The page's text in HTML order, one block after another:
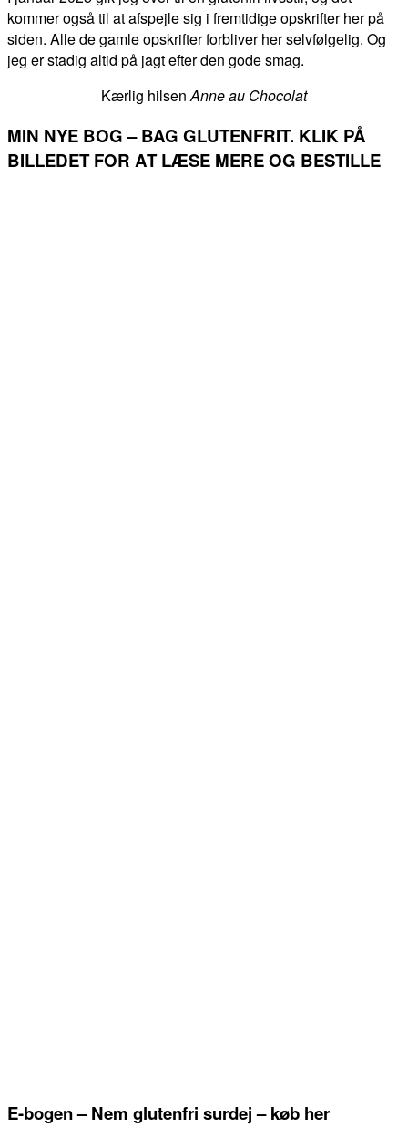
kommer også til at afspejle sig i fremtidige opskrifter her på
siden. Alle de gamle opskrifter forbliver her selvfølgelig. Og
jeg er stadig altid på jagt efter den gode smag.
Kærlig hilsenAnne au Chocolat
MIN NYE BOG – BAG GLUTENFRIT. KLIK PÅ
BILLEDET FOR AT LÆSE MERE OG BESTILLE
E-bogen – Nem glutenfri surdej – køb her